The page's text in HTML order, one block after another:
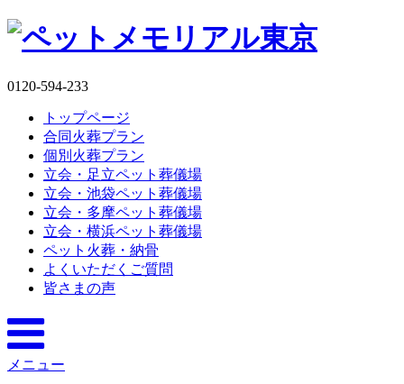
0120-594-233
トップページ
合同火葬プラン
個別火葬プラン
立会・足立ペット葬儀場
立会・池袋ペット葬儀場
立会・多摩ペット葬儀場
立会・横浜ペット葬儀場
ペット火葬・納骨
よくいただくご質問
皆さまの声
メニュー